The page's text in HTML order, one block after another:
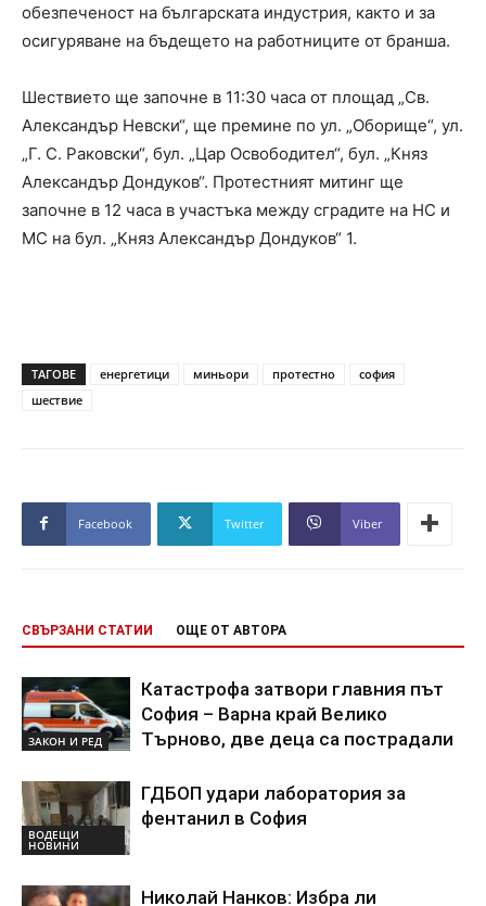
обезпеченост на българската индустрия, както и за
осигуряване на бъдещето на работниците от бранша.
Шествието ще започне в 11:30 часа от площад „Св.
Александър Невски“, ще премине по ул. „Оборище“, ул.
„Г. С. Раковски“, бул. „Цар Освободител“, бул. „Княз
Александър Дондуков“. Протестният митинг ще
започне в 12 часа в участъка между сградите на НС и
МС на бул. „Княз Александър Дондуков“ 1.
ТАГОВЕ енергетици миньори протестно
софия
шествие
Facebook Twitter Viber
СВЪРЗАНИ СТАТИИ ОЩЕ ОТ АВТОРА
ЗАКОН И РЕД
Катастрофа затвори главния път
София – Варна край Велико
Търново, две деца са пострадали
ВОДЕЩИ
НОВИНИ
ГДБОП удари лаборатория за
фентанил в София
Николай Нанков: Избра ли